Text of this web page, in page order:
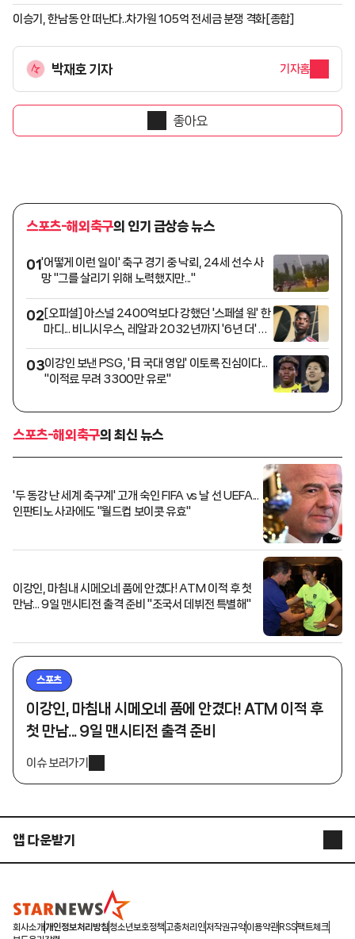
이승기, 한남동 안 떠난다..차가원 105억 전세금 분쟁 격화[종합]
박재호 기자 기자홈
좋아요
스포츠-해외축구의 인기 급상승 뉴스
01'어떻게 이런 일이' 축구 경기 중 낙뢰, 24세 선수 사
망 "그를 살리기 위해 노력했지만..."
02[오피셜] 아스널 2400억보다 강했던 '스페셜 원' 한
마디... 비니시우스, 레알과 2032년까지 '6년 더' 재
03이강인 보낸 PSG, '日 국대 영입' 이토록 진심이다...
"이적료 무려 3300만 유로"
스포츠-해외축구의 최신 뉴스
'두 동강 난 세계 축구계' 고개 숙인 FIFA vs 날 선 UEFA...
인판티노 사과에도 "월드컵 보이콧 유효"
이강인, 마침내 시메오네 품에 안겼다! ATM 이적 후 첫
만남... 9일 맨시티전 출격 준비 "조국서 데뷔전 특별해"
스포츠
이강인, 마침내 시메오네 품에 안겼다! ATM 이적 후
첫 만남... 9일 맨시티전 출격 준비
이슈 보러가기
앱 다운받기
STARPOLL
회사소개 개인정보처리방침청소년보호정책 고충처리인저작권규약이용약관 RSS팩트체크